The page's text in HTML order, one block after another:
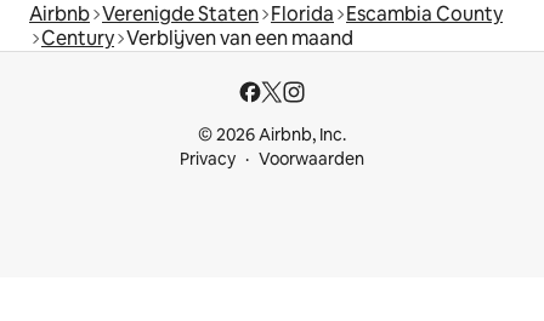
Airbnb Verenigde Staten Florida Escambia County
Century Verblijven van een maand
© 2026 Airbnb, Inc.
Privacy
Voorwaarden